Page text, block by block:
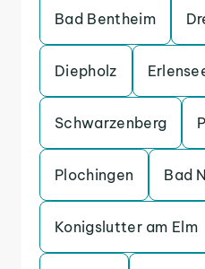
Bad Bentheim
Diepholz
Schwarzenberg
Plochingen Bad
Konigslutter am Elm